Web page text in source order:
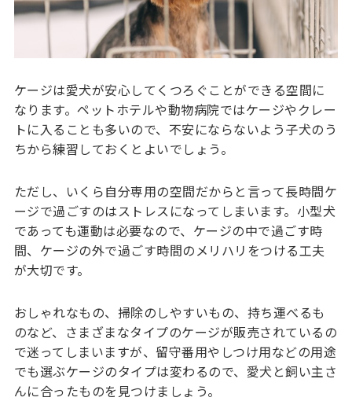
ケージは愛犬が安心してくつろぐことができる空間に
なります。ペットホテルや動物病院ではケージやクレー
トに入ることも多いので、不安にならないよう子犬のう
ちから練習しておくとよいでしょう。
ただし、いくら自分専用の空間だからと言って長時間ケ
ージで過ごすのはストレスになってしまいます。小型犬
であっても運動は必要なので、ケージの中で過ごす時
間、ケージの外で過ごす時間のメリハリをつける工夫
が大切です。
おしゃれなもの、掃除のしやすいもの、持ち運べるも
のなど、さまざまなタイプのケージが販売されているの
で迷ってしまいますが、留守番用やしつけ用などの用途
でも選ぶケージのタイプは変わるので、愛犬と飼い主さ
んに合ったものを見つけましょう。